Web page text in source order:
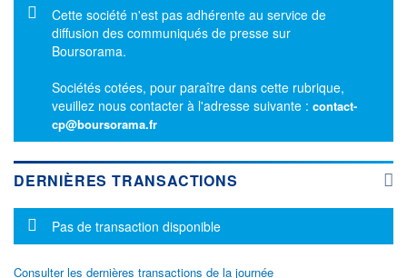
Message d'information
Cette société n'est pas adhérente au service de
diffusion des communiqués de presse sur
Boursorama.
Sociétés cotées, pour paraître dans cette rubrique,
veuillez nous contacter à l'adresse suivante : contact-
cp@boursorama.fr
DERNIÈRES TRANSACTIONS
Message d'information
Pas de transaction disponible
Consulter les dernières transactions de la journée